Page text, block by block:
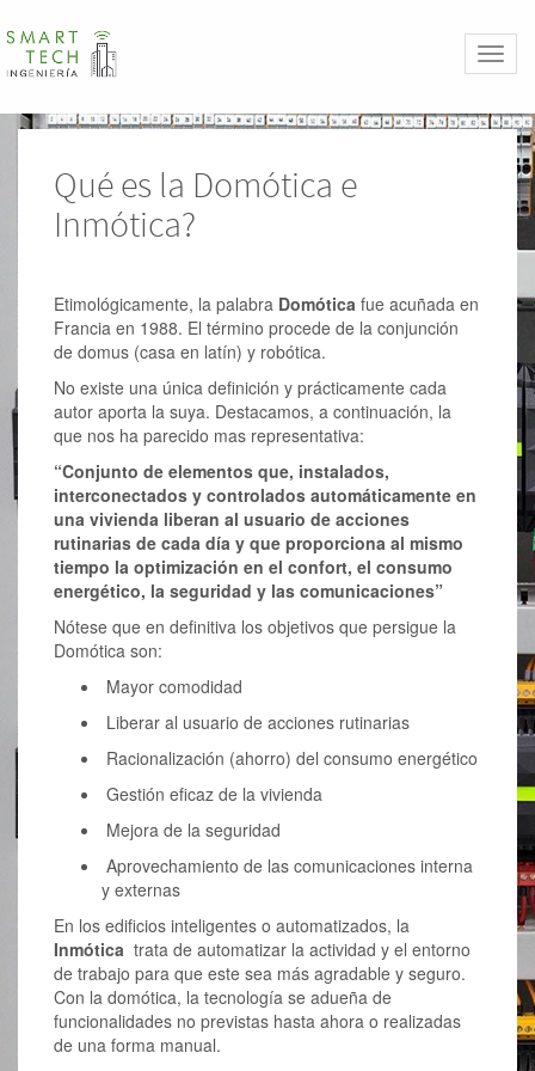
Qué es la Domótica e
Inmótica?
Etimológicamente, la palabra Domótica fue acuñada en
Francia en 1988. El término procede de la conjunción
de domus (casa en latín) y robótica.
No existe una única definición y prácticamente cada
autor aporta la suya. Destacamos, a continuación, la
que nos ha parecido mas representativa:
“Conjunto de elementos que, instalados,
interconectados y controlados automáticamente en
una vivienda liberan al usuario de acciones
rutinarias de cada día y que proporciona al mismo
tiempo la optimización en el confort, el consumo
energético, la seguridad y las comunicaciones”
Nótese que en definitiva los objetivos que persigue la
Domótica son:
Mayor comodidad
Liberar al usuario de acciones rutinarias
Racionalización (ahorro) del consumo energético
Gestión eficaz de la vivienda
Mejora de la seguridad
Aprovechamiento de las comunicaciones interna
y externas
En los edificios inteligentes o automatizados, la
Inmótica trata de automatizar la actividad y el entorno
de trabajo para que este sea más agradable y seguro.
Con la domótica, la tecnología se adueña de
funcionalidades no previstas hasta ahora o realizadas
de una forma manual.